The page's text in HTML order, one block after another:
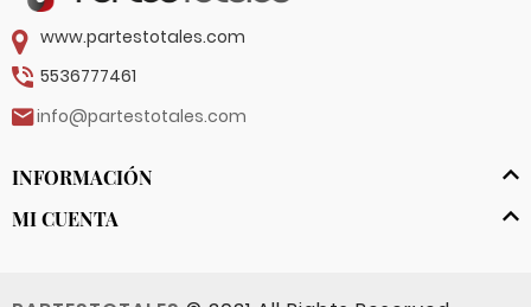
www.partestotales.com
5536777461
info@partestotales.com
INFORMACIÓN
MI CUENTA